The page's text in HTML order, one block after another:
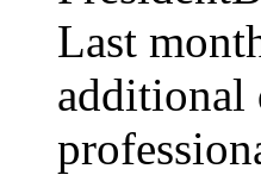
Last
additional